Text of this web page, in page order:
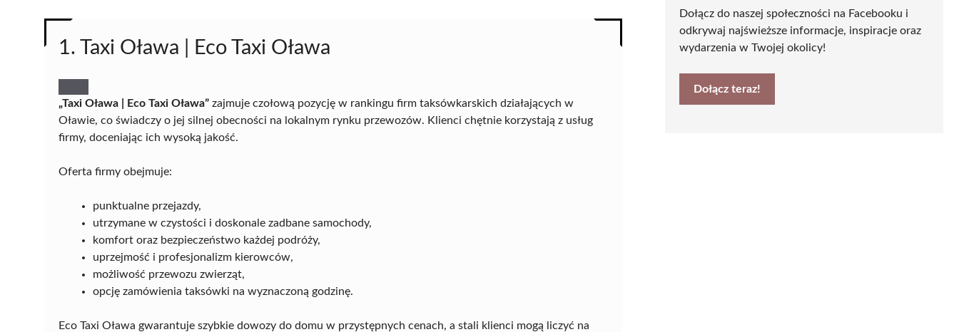
1. Taxi Oława | Eco Taxi Oława
„Taxi Oława | Eco Taxi Oława” zajmuje czołową pozycję w rankingu firm taksówkarskich działających w
Oławie, co świadczy o jej silnej obecności na lokalnym rynku przewozów. Klienci chętnie korzystają z usług
firmy, doceniając ich wysoką jakość.
Oferta firmy obejmuje:
punktualne przejazdy,
utrzymane w czystości i doskonale zadbane samochody,
komfort oraz bezpieczeństwo każdej podróży,
uprzejmość i profesjonalizm kierowców,
możliwość przewozu zwierząt,
opcję zamówienia taksówki na wyznaczoną godzinę.
Eco Taxi Oława gwarantuje szybkie dowozy do domu w przystępnych cenach, a stali klienci mogą liczyć na
Dołącz do naszej społeczności na Facebooku i
odkrywaj najświeższe informacje, inspiracje oraz
wydarzenia w Twojej okolicy!
Dołącz teraz!